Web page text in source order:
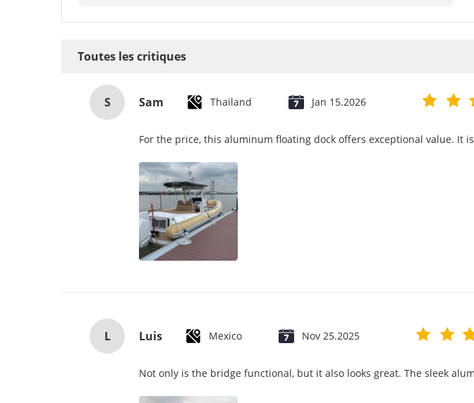
Toutes les critiques
S Sam Thailand Jan 15.2026
For the price, this aluminum floating dock offers exceptional value.
L Luis Mexico Nov 25.2025
Not only is the bridge functional, but it also looks great. The sleek